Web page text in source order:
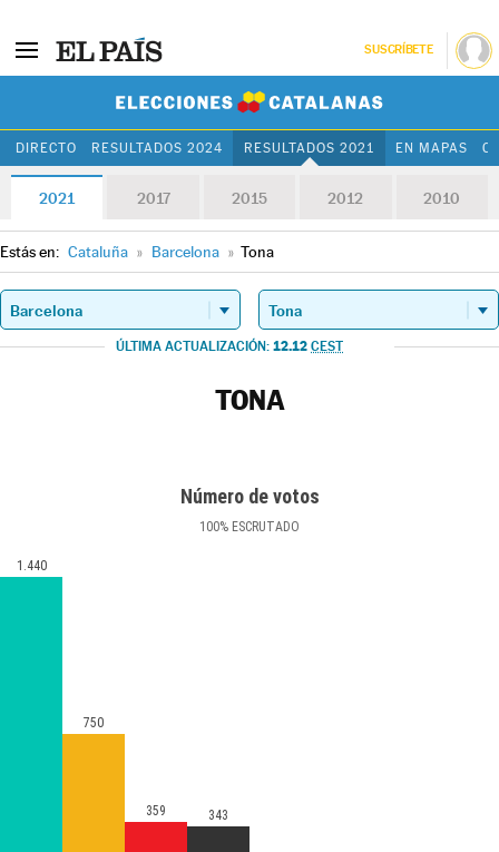
SUSCRÍBETE
DIRECTO RESULTADOS 2024 RESULTADOS 2021 EN MAPAS
2021 2017 2015 2012 2010
Estás en: Cataluña » Barcelona » Tona
ÚLTIMA ACTUALIZACIÓN: 12.12 CEST
TONA
Número de votos
100% ESCRUTADO
1.440
750
359 343